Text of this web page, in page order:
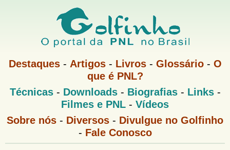
Pular
para
o
principal
G
f
i
M
u
Destaques- Artigos- Livros- Glossário- O
que é PNL?
M
e
P
Técnicas- Downloads- Biografias- Links-
Filmes e PNL - Vídeos
G
Sobre nós - Diversos - Divulgue no Golfinho
- Fale Conosco